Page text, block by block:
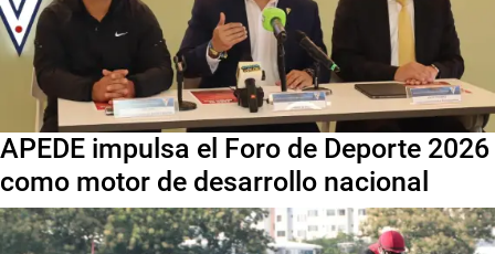
APEDE impulsa el Foro de Deporte 2026
como motor de desarrollo nacional